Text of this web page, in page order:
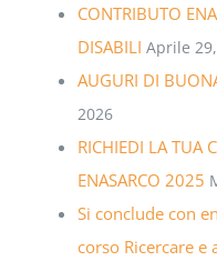
CONTRIBUTO
DISABILI Aprile
AUGURI DI
2026
RICHIEDI LA TUA
ENASARCO 2025
Si conclude con
corso Ricercare e